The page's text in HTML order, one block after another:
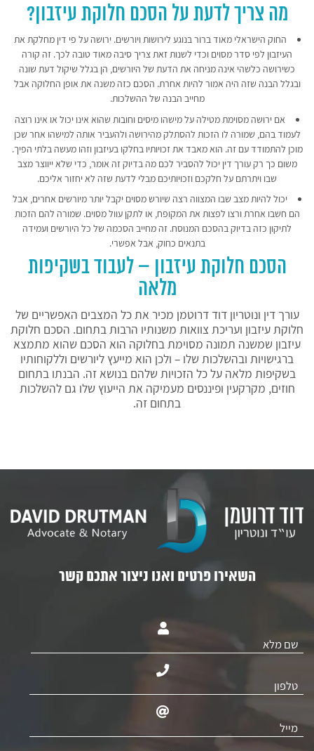
מה צריך לדעת על הסכם חלוקת עיזבון?
החוק הישראלי מאוד ברור בנוגע לירושות ויורשים. ירושה על פי דין מחלקת את
העיזבון לפי סדר מסוים וכדי לשנות זאת צריך סיבה מאוד טובה לכך. זה קורה
כשירושה כלשהי אינה מניחה את הדעת של היורשים, הן בגלל שיקול דעת שונה
ובגלל הבנה שזה היה אמור להיות אחרת. הסכם כזה משנה את אופן החלוקה אבל
מחייב הבנה של ההשלכות.
אם ירושה מסוימת מטילה על מישהו מיסים וחובות שהוא אינו יכול או אינו רוצה
לעמוד בהם, שמורה לו הזכות להסתלק מהירושה ולהעביר אותה למישהו אחר שכן
מוכן להתמודד עם זה. הוא מאבד את זכויותיו בחלקו בעיזבון וזהו מעשה בלתי הפיך.
משום כך רק עורך דין יכול להסביר לכם מה בדיוק זה אומר, כדי שלא ייווצר מצב
שבו ויתרתם על חלקכם וזכויותיכם מבלי לדעת שזה לא יחזור אליכם.
יכול להיות מצב שבו המצווה רצה שיורש מסוים יקבל יותר מיורשים אחרים, אבל
הם חשבו אחרת ורצו לפצות את המקופח, או לתקן עוול מסוים. שמורה להם הזכות
לתיקון כזה בדיוק בהסכם המנוסח. זה מחייב הסכמה של כל היורשים ועמידה
בתנאים כחוק, אבל אפשרי.
הסכם חלוקת עיזבון – לעבוד בשקיפות
מלאה
עורך דין ונוטריון דוד דרוטמן מכיר את כל המצבים האפשריים של
חלוקת עיזבון ועריכת צוואות משנותיו הרבות בתחום. הסכם חלוקת
עיזבון שמשנה תמונה מסוימת בחלוקה הוא הסכם שהוא מתמצא
ברגישויות ובהשלכות שלו – ולכן הוא מייעץ ליורשים וללקוחותיו
בשקיפות מלאה על כל הזכויות שלהם בנושא זה. הבנתו בתחום
חוזים, מקרקעין ופיננסים מעמיקה את הייעוץ שלו גם להשלכות
בתחום זה.
השאירו פרטים ואנו ניצור אתכם קשר